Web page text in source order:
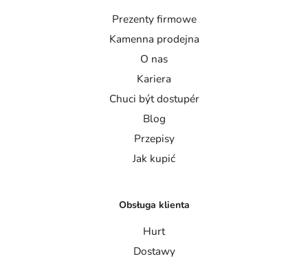
Prezenty firmowe
Kamenna prodejna
O nas
Kariera
Chuci být dostupér
Blog
Przepisy
Jak kupić
Obsługa klienta
Hurt
Dostawy